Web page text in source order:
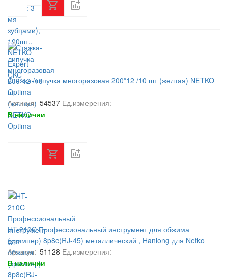
Стяжка-липучка многоразовая 200*12 /10 шт (желтая) NETKO
Optima
Артикул: 54537 Ед.измерения:
В наличии
HT-210C Профессиональный инструмент для обжима
(кримпер) 8p8c(RJ-45) металлический , Hanlong для Netko
Артикул: 51128 Ед.измерения:
В наличии